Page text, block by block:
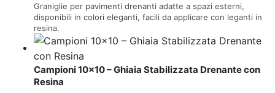
Graniglie per pavimenti drenanti adatte a spazi esterni,
disponibili in colori eleganti, facili da applicare con leganti in
resina.
Campioni 10×10 – Ghiaia Stabilizzata Drenante con
Resina